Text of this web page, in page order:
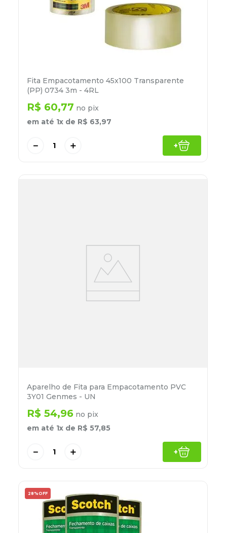
Fita Empacotamento 45x100 Transparente
(PP) 0734 3m - 4RL
R$ 60,77 no pix
em até 1x de R$ 63,97
＋
－ +
Aparelho de Fita para Empacotamento PVC
3Y01 Genmes - UN
R$ 54,96 no pix
em até 1x de R$ 57,85
＋
－ +
28% OFF